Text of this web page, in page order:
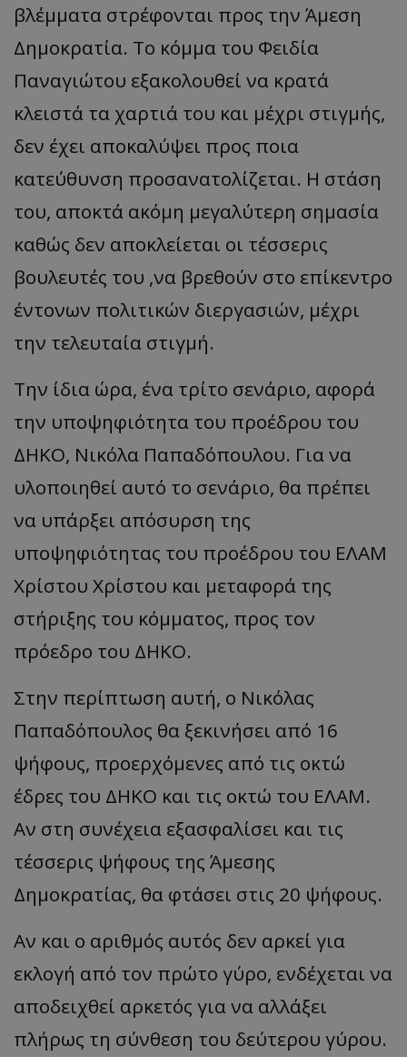
βλέμματα στρέφονται προς την Άμεση
Δημοκρατία. Το κόμμα του Φειδία
Παναγιώτου εξακολουθεί να κρατά
κλειστά τα χαρτιά του και μέχρι στιγμής,
δεν έχει αποκαλύψει προς ποια
κατεύθυνση προσανατολίζεται. Η στάση
του, αποκτά ακόμη μεγαλύτερη σημασία
καθώς δεν αποκλείεται οι τέσσερις
βουλευτές του ,να βρεθούν στο επίκεντρο
έντονων πολιτικών διεργασιών, μέχρι
την τελευταία στιγμή.
Την ίδια ώρα, ένα τρίτο σενάριο, αφορά
την υποψηφιότητα του προέδρου του
ΔΗΚΟ, Νικόλα Παπαδόπουλου. Για να
υλοποιηθεί αυτό το σενάριο, θα πρέπει
να υπάρξει απόσυρση της
υποψηφιότητας του προέδρου του ΕΛΑΜ
Χρίστου Χρίστου και μεταφορά της
στήριξης του κόμματος, προς τον
πρόεδρο του ΔΗΚΟ.
Στην περίπτωση αυτή, ο Νικόλας
Παπαδόπουλος θα ξεκινήσει από 16
ψήφους, προερχόμενες από τις οκτώ
έδρες του ΔΗΚΟ και τις οκτώ του ΕΛΑΜ.
Αν στη συνέχεια εξασφαλίσει και τις
τέσσερις ψήφους της Άμεσης
Δημοκρατίας, θα φτάσει στις 20 ψήφους.
Αν και ο αριθμός αυτός δεν αρκεί για
εκλογή από τον πρώτο γύρο, ενδέχεται να
αποδειχθεί αρκετός για να αλλάξει
πλήρως τη σύνθεση του δεύτερου γύρου.